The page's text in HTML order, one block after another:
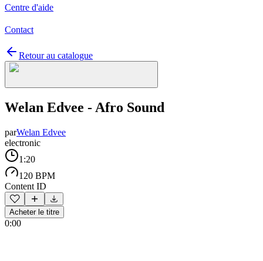
Centre d'aide
Contact
Retour au catalogue
Welan Edvee - Afro Sound
parWelan Edvee
electronic
1:20
120 BPM
Content ID
Acheter le titre
0:00